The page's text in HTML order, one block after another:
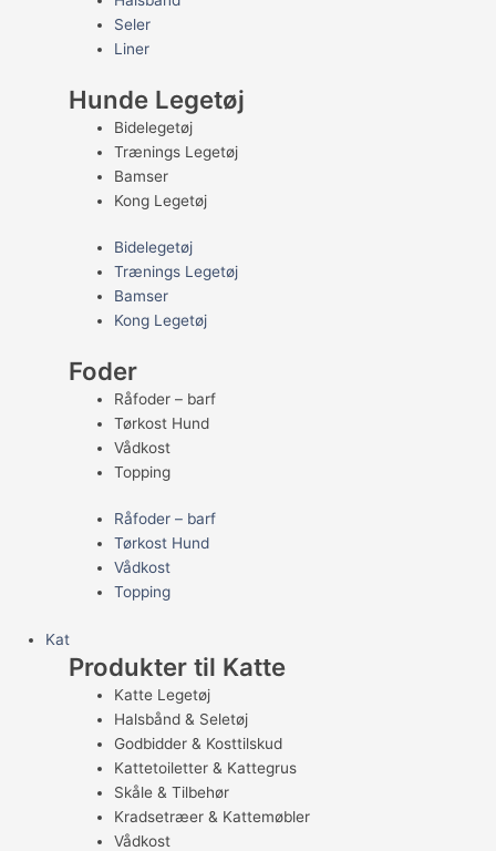
Seler
Liner
Hunde Legetøj
Bidelegetøj
Trænings Legetøj
Bamser
Kong Legetøj
Bidelegetøj
Trænings Legetøj
Bamser
Kong Legetøj
Foder
Råfoder – barf
Tørkost Hund
Vådkost
Topping
Råfoder – barf
Tørkost Hund
Vådkost
Topping
Kat
Produkter til Katte
Katte Legetøj
Halsbånd & Seletøj
Godbidder & Kosttilskud
Kattetoiletter & Kattegrus
Skåle & Tilbehør
Kradsetræer & Kattemøbler
Vådkost